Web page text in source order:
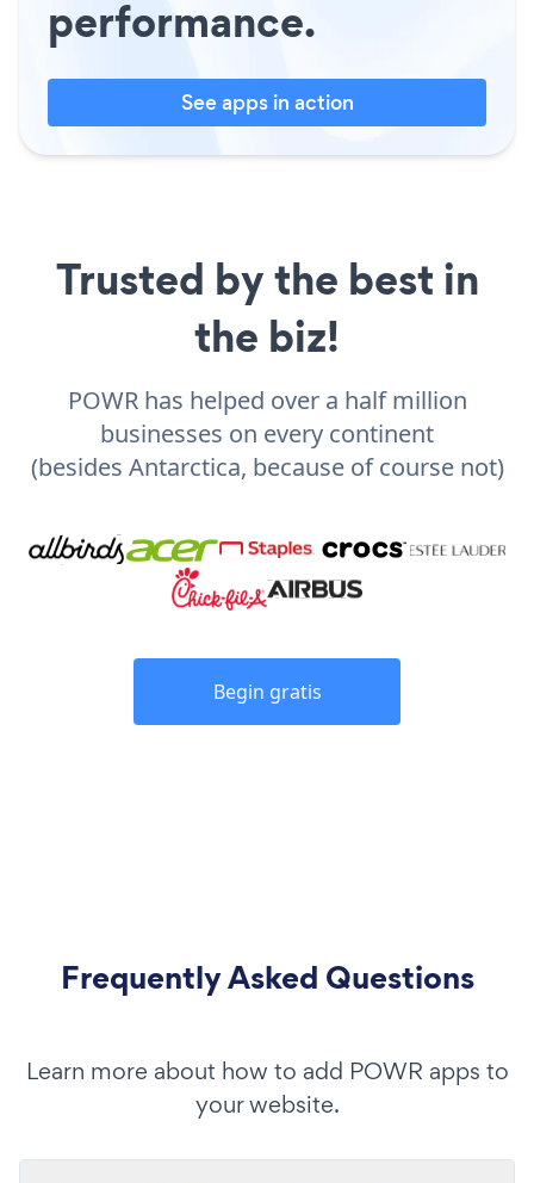
performance.
See apps in action
Trusted by the best in
the biz!
POWR has helped over a half million
businesses on every continent
(besides Antarctica, because of course not)
Begin gratis
Frequently Asked Questions
Learn more about how to add POWR apps to
your website.